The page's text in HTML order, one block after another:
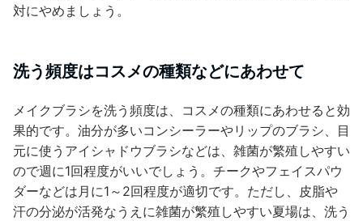
対にやめましょう。
洗う頻度はコスメの種類などにあわせて
メイクブラシを洗う頻度は、コスメの種類にあわせると効
果的です。油分が多いコンシーラーやリップのブラシ、目
元に使うアイシャドウブラシなどは、雑菌が繁殖しやすい
ので週に1回程度がいいでしょう。チークやフェイスパウ
ダーなどは月に1～2回程度が適切です。ただし、皮脂や
汗の分泌が活発なうえに雑菌が繁殖しやすい夏場は、洗う